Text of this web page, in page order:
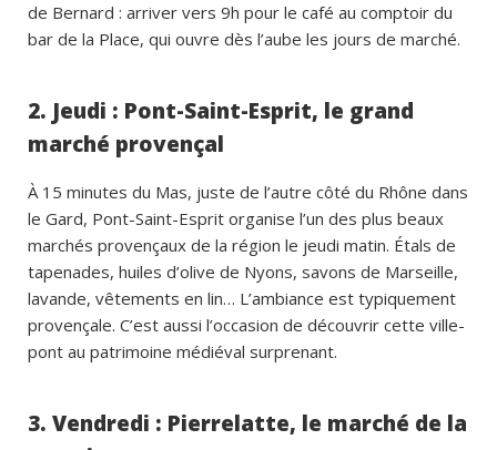
de Bernard : arriver vers 9h pour le café au comptoir du
bar de la Place, qui ouvre dès l’aube les jours de marché.
2. Jeudi : Pont-Saint-Esprit, le grand
marché provençal
À 15 minutes du Mas, juste de l’autre côté du Rhône dans
le Gard, Pont-Saint-Esprit organise l’un des plus beaux
marchés provençaux de la région le jeudi matin. Étals de
tapenades, huiles d’olive de Nyons, savons de Marseille,
lavande, vêtements en lin… L’ambiance est typiquement
provençale. C’est aussi l’occasion de découvrir cette ville-
pont au patrimoine médiéval surprenant.
3. Vendredi : Pierrelatte, le marché de la